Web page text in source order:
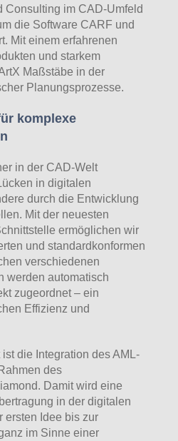
Consulting im CAD-Umfeld
die Software CARF und
Mit einem erfahrenen
und starkem
Maßstäbe in der
Planungsprozesse.
komplexe
in der CAD-Welt
in digitalen
durch die Entwicklung
Mit der neuesten
ermöglichen wir
und standardkonformen
verschiedenen
werden automatisch
zugeordnet – ein
Effizienz und
die Integration des AML-
des
Damit wird eine
in der digitalen
ersten Idee bis zur
im Sinne einer